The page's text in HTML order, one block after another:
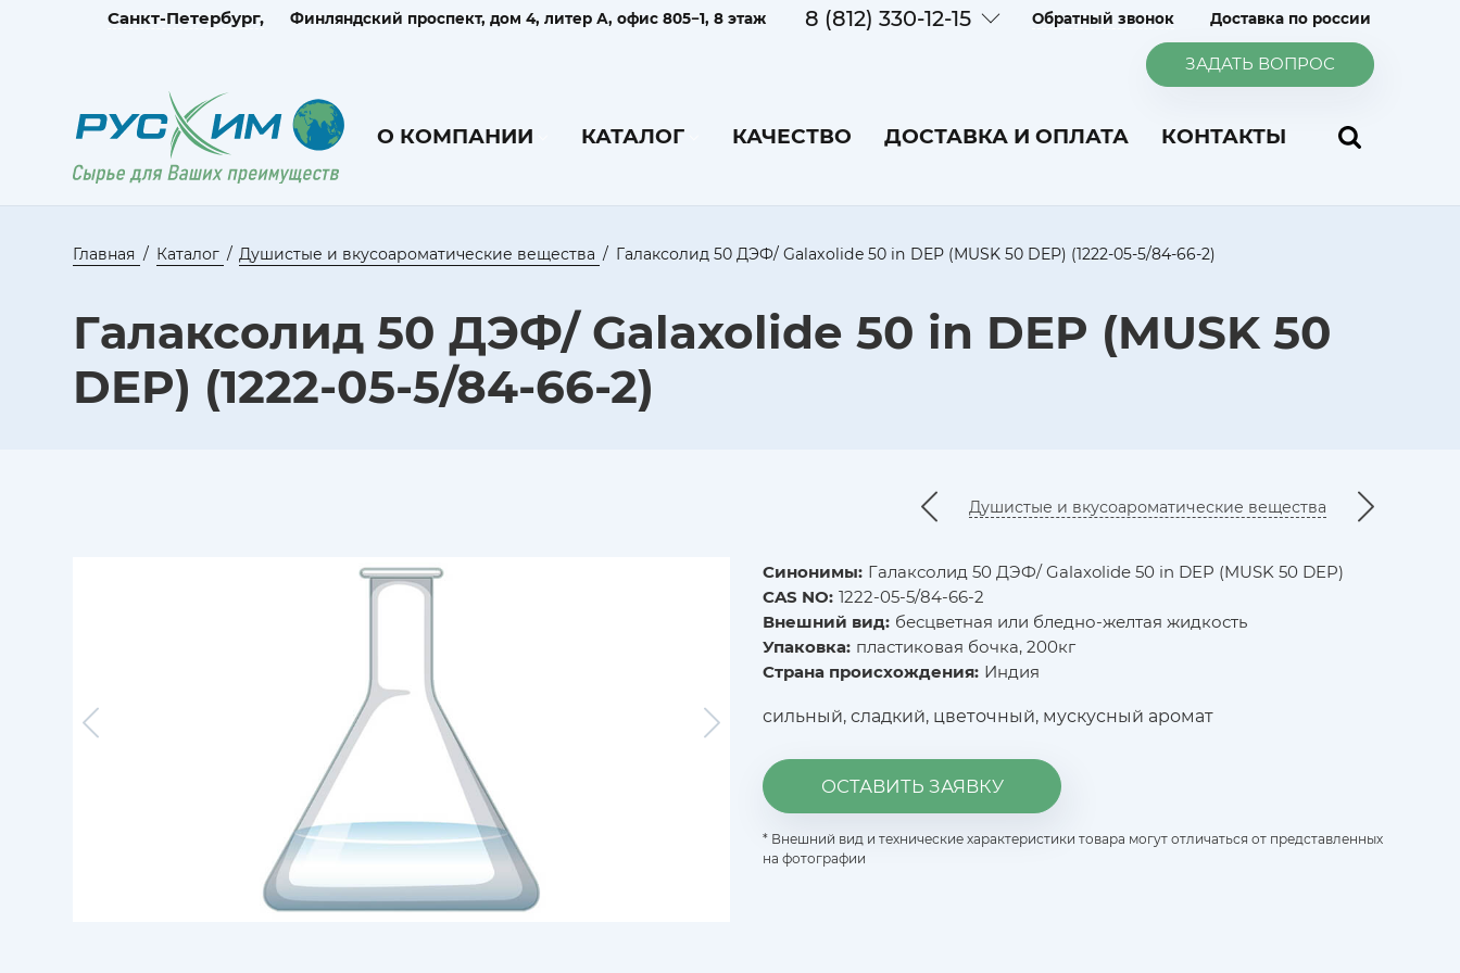
Санкт-Петербург, Финляндский проспект, дом 4, литер А, офис 805−1, 8 этаж 8 (812) 330-12-15 Обратный звонок Доставка по россии
ЗАДАТЬ ВОПРОС
О КОМПАНИИ КАТАЛОГ КАЧЕСТВО ДОСТАВКА И ОПЛАТА КОНТАКТЫ
Главная Каталог Душистые и вкусоароматические вещества Галаксолид 50 ДЭФ/ Galaxolide 50 in DEP (MUSK 50 DEP) (1222-05-5/84-66-2)
Галаксолид 50 ДЭФ/ Galaxolide 50 in DEP (MUSK 50
DEP) (1222-05-5/84-66-2)
Душистые и вкусоароматические вещества
Синонимы: Галаксолид 50 ДЭФ/ Galaxolide 50 in DEP (MUSK 50 DEP)
CAS NO: 1222-05-5/84-66-2
Внешний вид: бесцветная или бледно-желтая жидкость
Упаковка: пластиковая бочка, 200кг
Страна происхождения: Индия
сильный, сладкий, цветочный, мускусный аромат
ОСТАВИТЬ ЗАЯВКУ
* Внешний вид и технические характеристики товара могут отличаться от представленных
на фотографии